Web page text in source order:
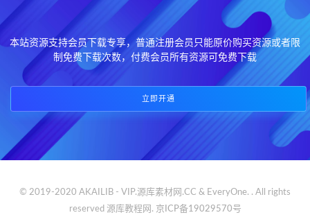
本站资源支持会员下载专享，普通注册会员只能原价购买资源或者限
制免费下载次数，付费会员所有资源可免费下载
立即开通
© 2019-2020 AKAILIB - VIP.源库素材网.CC & EveryOne. . All rights
reserved 源库教程网. 京ICP备19029570号